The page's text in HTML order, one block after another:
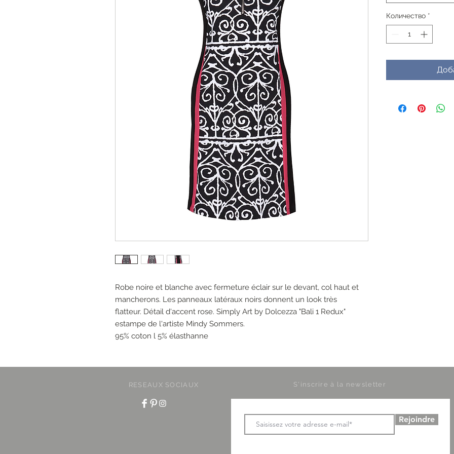
Robe noire et blanche avec fermeture éclair sur le devant, col haut et
mancherons. Les panneaux latéraux noirs donnent un look très
flatteur. Détail d'accent rose. Simply Art by Dolcezza "Bali 1 Redux"
estampe de l'artiste Mindy Sommers.
95% coton l 5% élasthanne
Количество *
RESEAUX SOCIAUX S'inscrire à la newsletter
Rejoindre